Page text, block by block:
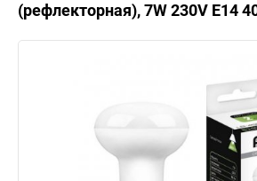
(рефлекторная), 7W 230V E14